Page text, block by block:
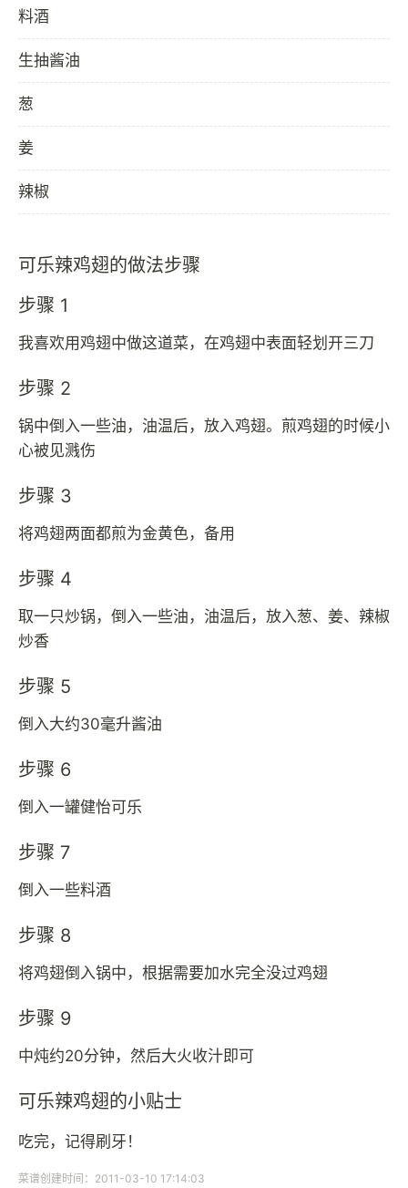
料酒
生抽酱油
葱
姜
辣椒
可乐辣鸡翅的做法步骤
步骤 1
我喜欢用鸡翅中做这道菜，在鸡翅中表面轻划开三刀
步骤 2
锅中倒入一些油，油温后，放入鸡翅。煎鸡翅的时候小
心被见溅伤
步骤 3
将鸡翅两面都煎为金黄色，备用
步骤 4
取一只炒锅，倒入一些油，油温后，放入葱、姜、辣椒
炒香
步骤 5
倒入大约30毫升酱油
步骤 6
倒入一罐健怡可乐
步骤 7
倒入一些料酒
步骤 8
将鸡翅倒入锅中，根据需要加水完全没过鸡翅
步骤 9
中炖约20分钟，然后大火收汁即可
可乐辣鸡翅的小贴士
吃完，记得刷牙！
菜谱创建时间：2011-03-10 17:14:03